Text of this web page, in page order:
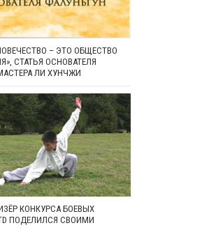
– ЭТО ОБЩЕСТВО
СТАТЬЯ ОСНОВАТЕЛЯ
ЛИ ХУНЧЖИ
КОНКУРСА БОЕВЫХ
ПОДЕЛИЛСЯ СВОИМИ